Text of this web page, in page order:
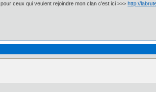
pour ceux qui veulent rejoindre mon clan c'est ici >>> http://